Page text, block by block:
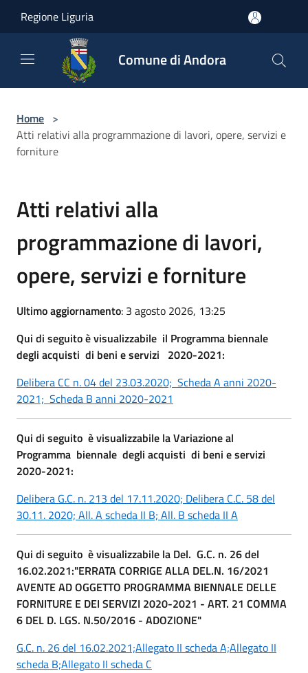
Regione Liguria
Comune di Andora
Home >
Atti relativi alla programmazione di lavori, opere, servizi e
forniture
Atti relativi alla
programmazione di lavori,
opere, servizi e forniture
Ultimo aggiornamento: 3 agosto 2026, 13:25
Qui di seguito è visualizzabile il Programma biennale
degli acquisti di beni e servizi 2020-2021:
Delibera CC n. 04 del 23.03.2020; Scheda A anni 2020-
2021; Scheda B anni 2020-2021
Qui di seguito è visualizzabile la Variazione al
Programma biennale degli acquisti di beni e servizi
2020-2021:
Delibera G.C. n. 213 del 17.11.2020; Delibera C.C. 58 del
30.11. 2020; All. A scheda II B; All. B scheda II A
Qui di seguito è visualizzabile la Del. G.C. n. 26 del
16.02.2021:"ERRATA CORRIGE ALLA DEL.N. 16/2021
AVENTE AD OGGETTO PROGRAMMA BIENNALE DELLE
FORNITURE E DEI SERVIZI 2020-2021 - ART. 21 COMMA
6 DEL D. LGS. N.50/2016 - ADOZIONE"
G.C. n. 26 del 16.02.2021;Allegato II scheda A;Allegato II
scheda B;Allegato II scheda C